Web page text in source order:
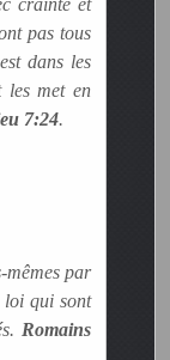
crainte et
pas tous
dans les
les met en
7:24.
mêmes par
loi qui sont
Romains